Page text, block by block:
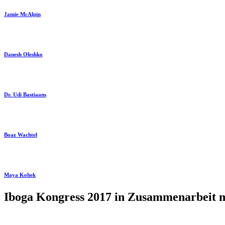
Jamie McAlpin
Danesh Oleshko
Dr. Udi Bastiaans
Boaz Wachtel
Maya Kohek
Iboga Kongress 2017 in Zusammenarbeit